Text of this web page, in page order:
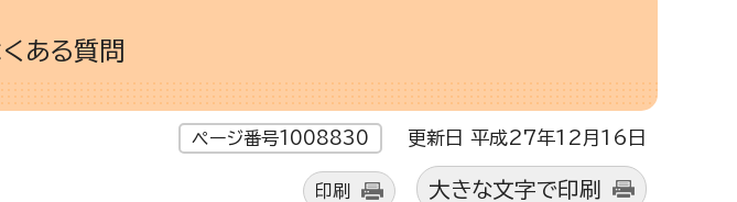
ある質問
ページ番号1008830 更新日 平成27年12月16日
印刷 大きな文字で印刷